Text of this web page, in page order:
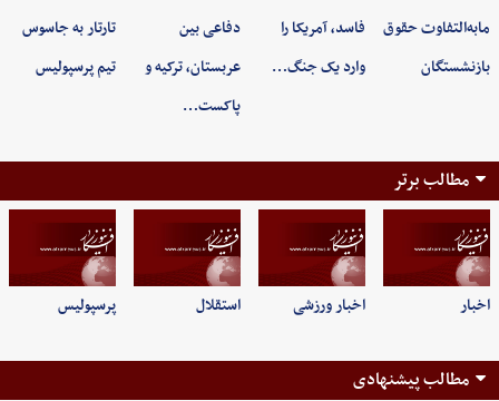
مابه‌التفاوت حقوق
بازنشستگان
فاسد، آمریکا را
وارد یک جنگ…
دفاعی بین
عربستان، ترکیه و
پاکست…
تارتار به جاسوس
تیم پرسپولیس
مطالب برتر
اخبار اخبار ورزشی استقلال پرسپولیس
مطالب پیشنهادی